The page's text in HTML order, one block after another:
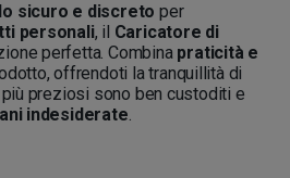
sicuro e discreto per
personali, il Caricatore di
perfetta. Combina praticità e
offrendoti la tranquillità di
preziosi sono ben custoditi e
indesiderate.